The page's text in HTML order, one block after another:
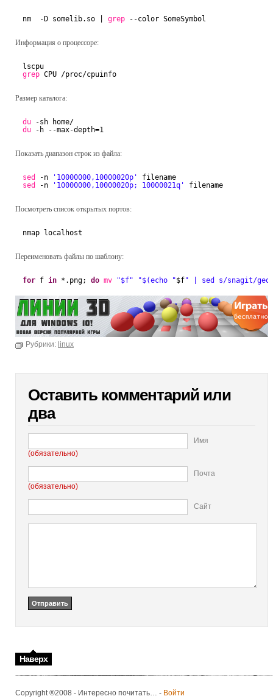
nm  -D somelib.so | grep --color SomeSymbol
Информация о процессоре:
lscpu
grep CPU /proc/cpuinfo
Размер каталога:
du
-sh home/
du
-h --max-depth=1
Показать диапазон строк из файла:
sed -n '10000000,10000020p'
filename
sed
-n '10000000,10000020p; 10000021q' filename
Посмотреть список открытых портов:
nmap localhost
Переименовать файлы по шаблону:
for f in *.png; do mv "$f" "$(echo "$f" | sed s/snagit/
Рубрики: linux
Оставить комментарий или
два
Имя
(обязательно)
Почта
(обязательно)
Сайт
Наверх
Copyright ®2008 - Интересно почитать… - Войти